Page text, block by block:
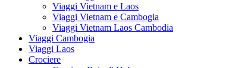
Viaggi Vietnam e Laos
Viaggi Vietnam e Cambogia
Viaggi Vietnam Laos Cambodia
Viaggi Cambogia
Viaggi Laos
Crociere